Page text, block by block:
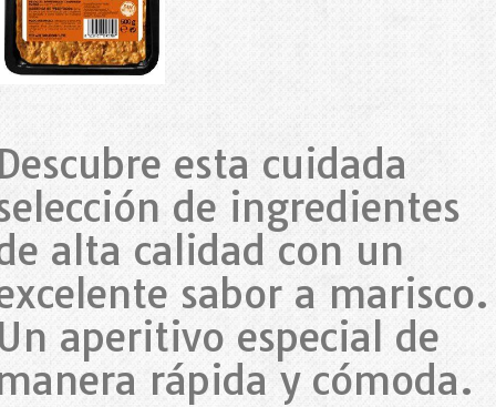
esta cuidada
de ingredientes
alta calidad con un
sabor a marisco.
aperitivo especial de
rápida y cómoda.